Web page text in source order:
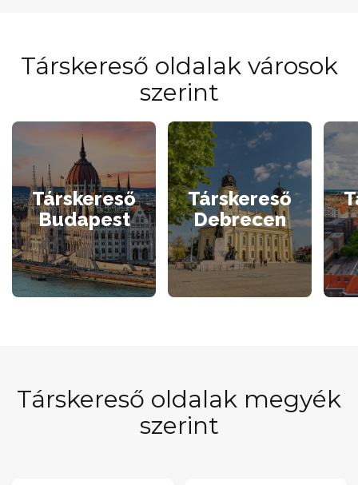
Társkereső oldalak városok
szerint
Társkereső
Budapest
Társkereső
Debrecen
Társkereső oldalak megyék
szerint